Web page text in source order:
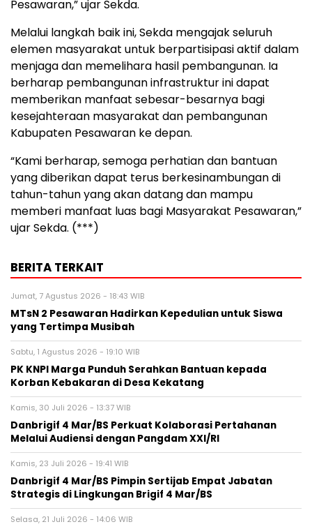
Pesawaran,” ujar Sekda.
Melalui langkah baik ini, Sekda mengajak seluruh
elemen masyarakat untuk berpartisipasi aktif dalam
menjaga dan memelihara hasil pembangunan. Ia
berharap pembangunan infrastruktur ini dapat
memberikan manfaat sebesar-besarnya bagi
kesejahteraan masyarakat dan pembangunan
Kabupaten Pesawaran ke depan.
“Kami berharap, semoga perhatian dan bantuan
yang diberikan dapat terus berkesinambungan di
tahun-tahun yang akan datang dan mampu
memberi manfaat luas bagi Masyarakat Pesawaran,”
ujar Sekda. (***)
BERITA TERKAIT
Jumat, 7 Agustus 2026 - 18:43 WIB
MTsN 2 Pesawaran Hadirkan Kepedulian untuk Siswa
yang Tertimpa Musibah
Sabtu, 1 Agustus 2026 - 19:10 WIB
PK KNPI Marga Punduh Serahkan Bantuan kepada
Korban Kebakaran di Desa Kekatang
Kamis, 30 Juli 2026 - 13:37 WIB
Danbrigif 4 Mar/BS Perkuat Kolaborasi Pertahanan
Melalui Audiensi dengan Pangdam XXI/RI
Kamis, 23 Juli 2026 - 19:41 WIB
Danbrigif 4 Mar/BS Pimpin Sertijab Empat Jabatan
Strategis di Lingkungan Brigif 4 Mar/BS
Selasa, 21 Juli 2026 - 14:06 WIB